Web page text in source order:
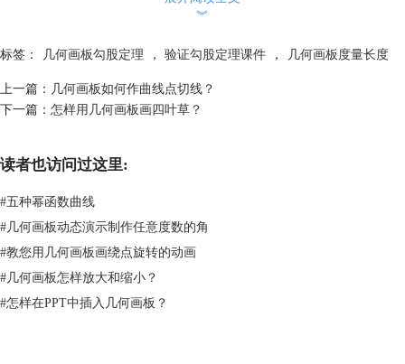
用工具绘制直角三角形示例
步骤二 度量边长
选择侧边栏“移动箭头工具”选定直角边a，并单击上方菜单栏“度量”菜
来了。用同样的方法度量出b边和c边的长，如下图所示。
︾
标签： 几何画板勾股定理 ， 验证勾股定理课件 ， 几何画板度量长度
上一篇： 几何画板如何作曲线点切线？
下一篇： 怎样用几何画板画四叶草？
读者也访问过这里:
#五种幂函数曲线
#几何画板动态演示制作任意度数的角
#教您用几何画板画绕点旋转的动画
#几何画板怎样放大和缩小？
#怎样在PPT中插入几何画板？